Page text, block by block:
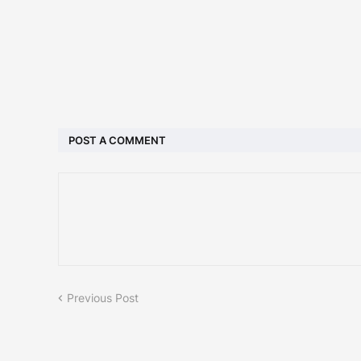
POST A COMMENT
Previous Post